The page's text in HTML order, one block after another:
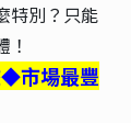
特別？只能
◆市場最豐